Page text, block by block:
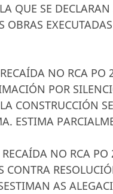
QUE SE
OBRAS
NO RCA
POR
CONSTRUCCIÓN
ESTIMA
NO RCA
AS